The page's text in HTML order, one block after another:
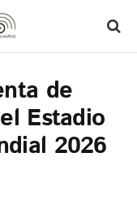
de
Estadio
2026